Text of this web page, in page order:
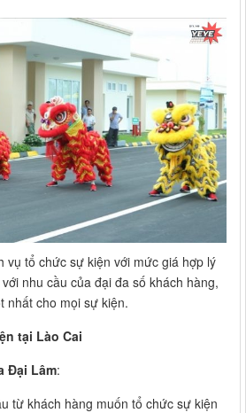
vụ tổ chức sự kiện với mức giá hợp lý
nhu cầu của đại đa số khách hàng,
nhất cho mọi sự kiện.
tại Lào Cai
Đại Lâm:
từ khách hàng muốn tổ chức sự kiện